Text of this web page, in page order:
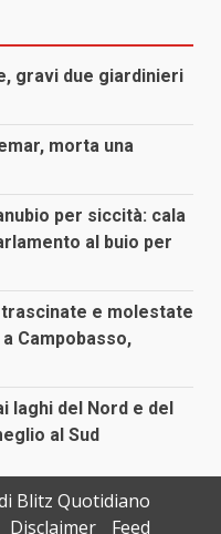
gravi due giardinieri
morta una
per siccità: cala
al buio per
trascinate e molestate
Campobasso,
laghi del Nord e del
al Sud
Blitz Quotidiano
Disclaimer Feed